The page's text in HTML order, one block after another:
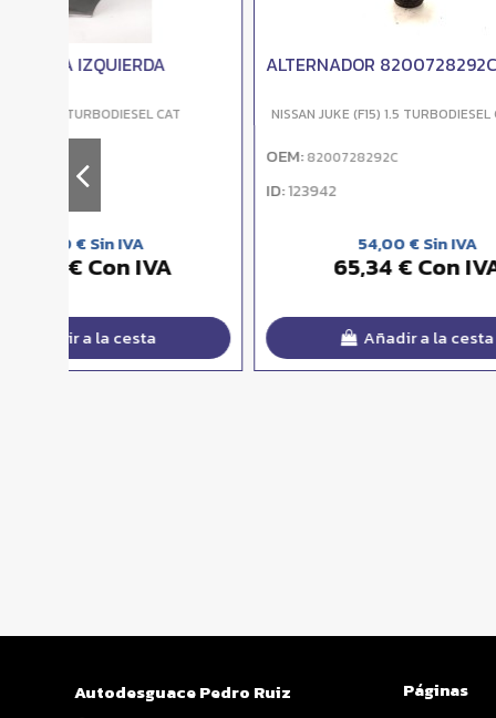
ALTERNADOR 8200728292C
NISSAN JUKE (F15) 1.5 TURBODIESEL CAT
ID:
65,34 € Con IVA
Añadir a la cesta
NISSAN
Autodesguace Pedro Ruiz
Páginas